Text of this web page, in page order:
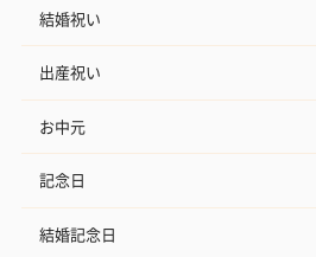
結婚祝い
出産祝い
お中元
記念日
結婚記念日